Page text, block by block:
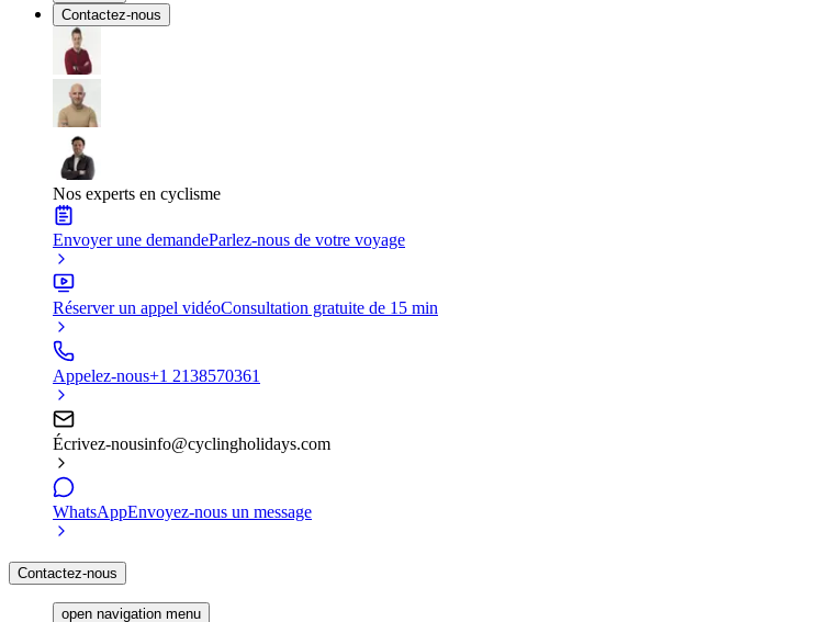
Contactez-nous
Nos experts en cyclisme
Envoyer une demandeParlez-nous de votre voyage
Réserver un appel vidéoConsultation gratuite de 15 min
Appelez-nous+1 2138570361
Écrivez-nousinfo@cyclingholidays.com
WhatsAppEnvoyez-nous un message
Contactez-nous
open navigation menu